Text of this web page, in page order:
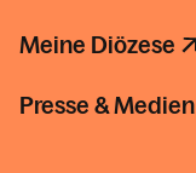
Meine Diözese
Presse & Medien